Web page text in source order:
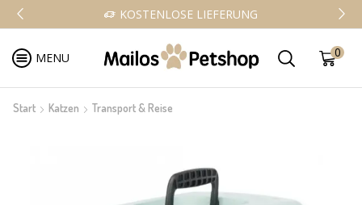
KOSTENLOSE LIEFERUNG
MENU 0
Start Katzen Transport & Reise